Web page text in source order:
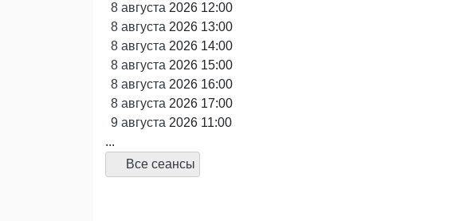
8 августа 2026 12:00
8 августа 2026 13:00
8 августа 2026 14:00
8 августа 2026 15:00
8 августа 2026 16:00
8 августа 2026 17:00
9 августа 2026 11:00
...
Все сеансы